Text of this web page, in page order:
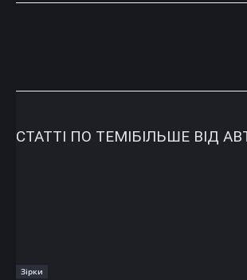
СТАТТІ ПО ТЕМІБІЛЬШЕ ВІД
Зірки